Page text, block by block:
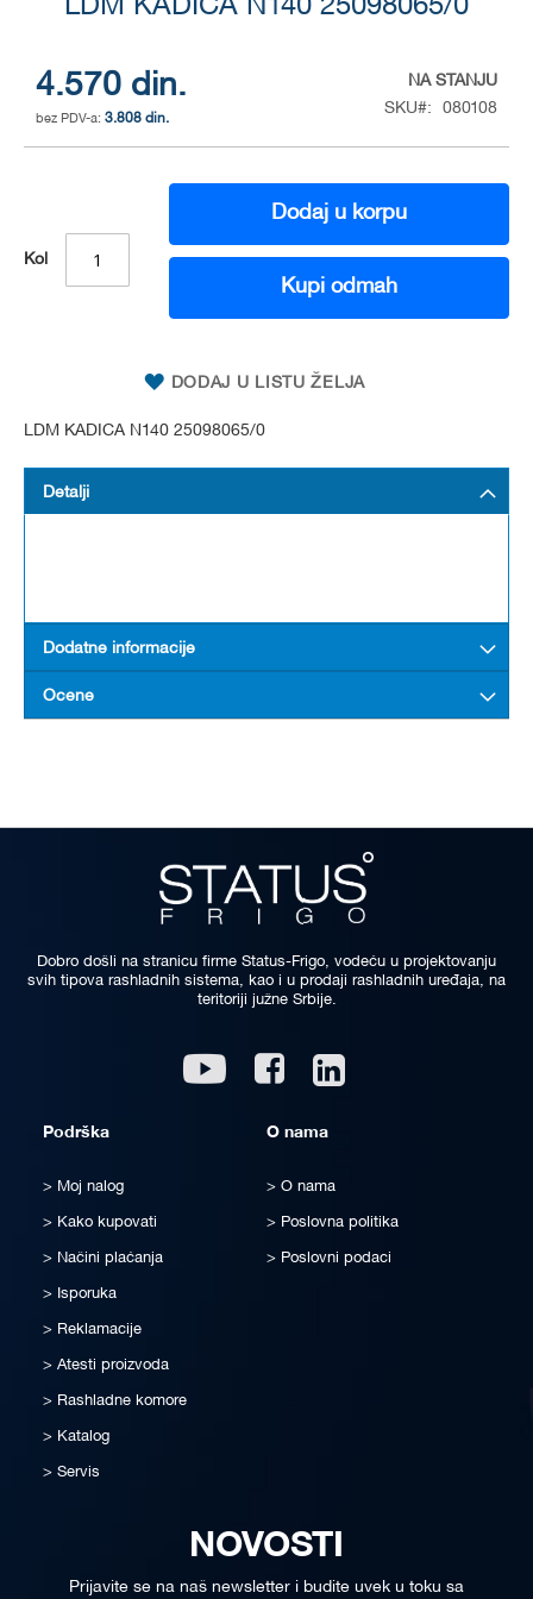
LDM KADICA N140 25098065/0
4.570 din.
3.808 din.
NA STANJU
SKU
080108
Kol
Dodaj u korpu
Kupi odmah
DODAJ U LISTU ŽELJA
LDM KADICA N140 25098065/0
of
the
images
gallery
Detalji
Dodatne informacije
Ocene
Dobro došli na stranicu firme Status-Frigo, vodeću u projektovanju
svih tipova rashladnih sistema, kao i u prodaji rashladnih uređaja, na
teritoriji južne Srbije.
Youtube Facebook
Podrška
Moj nalog
Kako kupovati
Načini plaćanja
Isporuka
Reklamacije
Atesti proizvoda
Rashladne komore
Katalog
Servis
O nama
O nama
Poslovna politika
Poslovni podaci
NOVOSTI
Prijavite se na naš newsletter i budite uvek u toku sa